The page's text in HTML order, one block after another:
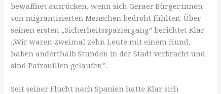
bewaffnet ausrücken, wenn sich Geraer Bürger:innen
von migrantisierten Menschen bedroht fühlten. Über
seinen ersten „Sicherheitsspaziergang” berichtet Klar:
„Wir waren zweimal zehn Leute mit einem Hund,
haben anderthalb Stunden in der Stadt verbracht und
sind Patrouillen gelaufen”.
Seit seiner Flucht nach Spanien hatte Klar sich